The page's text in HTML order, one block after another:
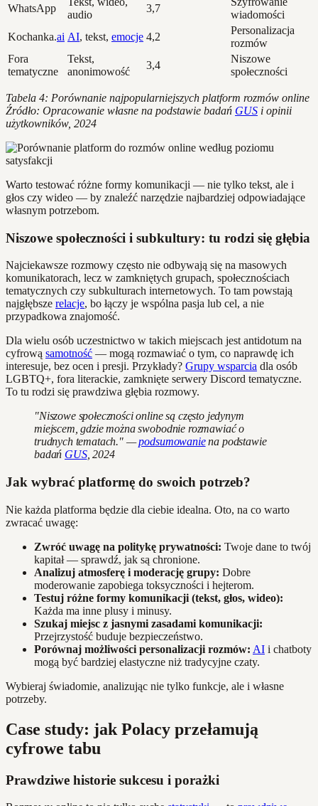
WhatsApp
audio
3,7
wiadomości
Kochanka.ai AI, tekst, emocje 4,2
Personalizacja
rozmów
Fora
tematyczne
Tekst,
anonimowość
3,4
Niszowe
społeczności
Tabela 4: Porównanie najpopularniejszych platform rozmów online
Źródło: Opracowanie własne na podstawie badań GUS i opinii
użytkowników, 2024
Warto testować różne formy komunikacji — nie tylko tekst, ale i
głos czy wideo — by znaleźć narzędzie najbardziej odpowiadające
własnym potrzebom.
Niszowe społeczności i subkultury: tu rodzi się głębia
Najciekawsze rozmowy często nie odbywają się na masowych
komunikatorach, lecz w zamkniętych grupach, społecznościach
tematycznych czy subkulturach internetowych. To tam powstają
najgłębsze relacje, bo łączy je wspólna pasja lub cel, a nie
przypadkowa znajomość.
Dla wielu osób uczestnictwo w takich miejscach jest antidotum na
cyfrową samotność — mogą rozmawiać o tym, co naprawdę ich
interesuje, bez ocen i presji. Przykłady? Grupy wsparcia dla osób
LGBTQ+, fora literackie, zamknięte serwery Discord tematyczne.
To tu rodzi się prawdziwa głębia rozmowy.
"Niszowe społeczności online są często jedynym
miejscem, gdzie można swobodnie rozmawiać o
trudnych tematach." —podsumowaniena podstawie
badań GUS, 2024
Jak wybrać platformę do swoich potrzeb?
Nie każda platforma będzie dla ciebie idealna. Oto, na co warto
zwracać uwagę:
Zwróć uwagę na politykę prywatności: Twoje dane to twój
kapitał — sprawdź, jak są chronione.
Analizuj atmosferę i moderację grupy: Dobre
moderowanie zapobiega toksyczności i hejterom.
Testuj różne formy komunikacji (tekst, głos, wideo):
Każda ma inne plusy i minusy.
Szukaj miejsc z jasnymi zasadami komunikacji:
Przejrzystość buduje bezpieczeństwo.
Porównaj możliwości personalizacji rozmów: AI i chatboty
mogą być bardziej elastyczne niż tradycyjne czaty.
Wybieraj świadomie, analizując nie tylko funkcje, ale i własne
potrzeby.
Case study: jak Polacy przełamują
cyfrowe tabu
Prawdziwe historie sukcesu i porażki